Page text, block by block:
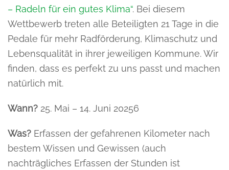
– Radeln für ein gutes Klima“. Bei diesem
Wettbewerb treten alle Beteiligten 21 Tage in die
Pedale für mehr Radförderung, Klimaschutz und
Lebensqualität in ihrer jeweiligen Kommune. Wir
finden, dass es perfekt zu uns passt und machen
natürlich mit.
Wann? 25. Mai – 14. Juni 20256
Was? Erfassen der gefahrenen Kilometer nach
bestem Wissen und Gewissen (auch
nachträgliches Erfassen der Stunden ist